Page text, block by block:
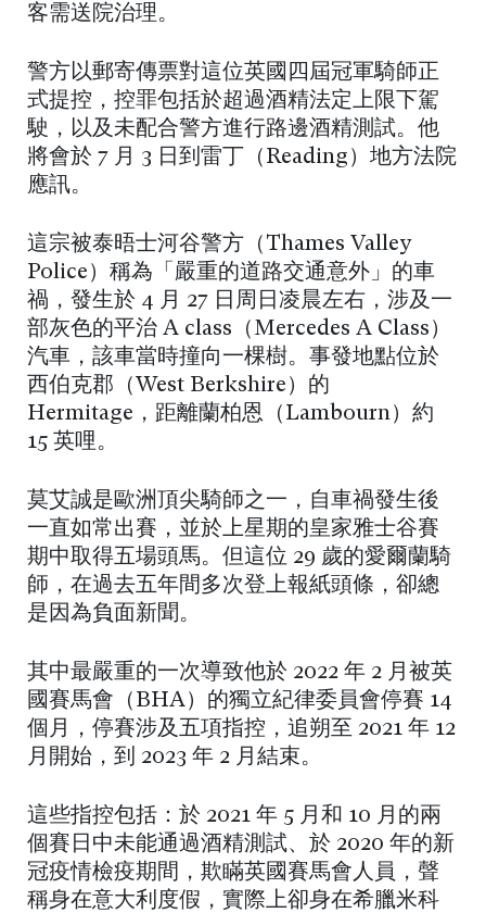
客需送院治理。
警方以郵寄傳票對這位英國四屆冠軍騎師正
式提控，控罪包括於超過酒精法定上限下駕
駛，以及未配合警方進行路邊酒精測試。他
將會於 7 月 3 日到雷丁（Reading）地方法院
應訊。
這宗被泰晤士河谷警方（Thames Valley
Police）稱為「嚴重的道路交通意外」的車
禍，發生於 4 月 27 日周日凌晨左右，涉及一
部灰色的平治 A class（Mercedes A Class）
汽車，該車當時撞向一棵樹。事發地點位於
西伯克郡（West Berkshire）的
Hermitage，距離蘭柏恩（Lambourn）約
15 英哩。
莫艾誠是歐洲頂尖騎師之一，自車禍發生後
一直如常出賽，並於上星期的皇家雅士谷賽
期中取得五場頭馬。但這位 29 歲的愛爾蘭騎
師，在過去五年間多次登上報紙頭條，卻總
是因為負面新聞。
其中最嚴重的一次導致他於 2022 年 2 月被英
國賽馬會（BHA）的獨立紀律委員會停賽 14
個月，停賽涉及五項指控，追朔至 2021 年 12
月開始，到 2023 年 2 月結束。
這些指控包括：於 2021 年 5 月和 10 月的兩
個賽日中未能通過酒精測試、於 2020 年的新
冠疫情檢疫期間，欺瞞英國賽馬會人員，聲
稱身在意大利度假，實際上卻身在希臘米科